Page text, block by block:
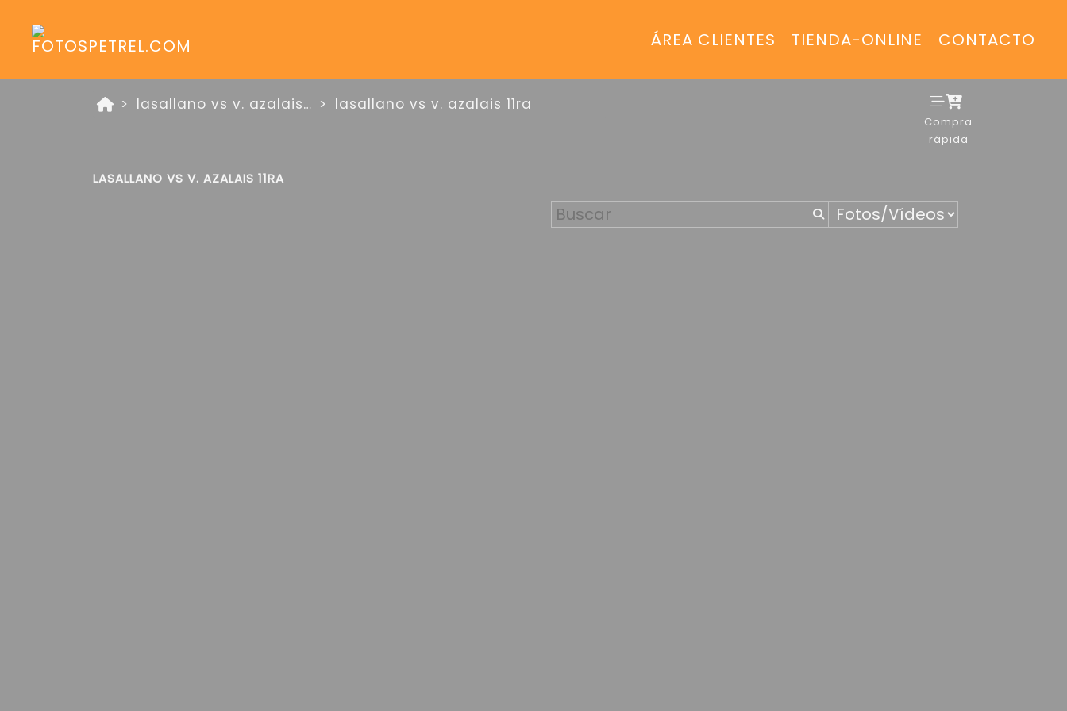
ÁREA CLIENTES TIENDA-ONLINE CONTACTO
lasallano vs v. azalais 28 de junio linea oro lasallano vs v. azalais 11ra
Compra
rápida
LASALLANO VS V. AZALAIS 11RA